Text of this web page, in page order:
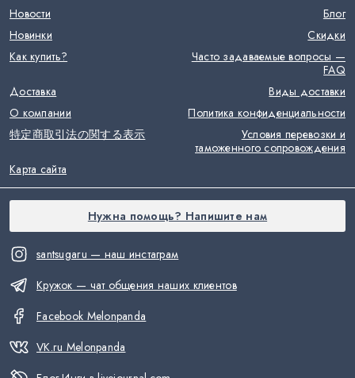
santsugaru — наш инстаграм
Кружок — чат общения наших клиентов
Facebook Melonpanda
VK.ru Melonpanda
Новости
Блог
Новинки
Скидки
Как купить?
Часто задаваемые вопросы —
FAQ
Доставка
Виды доставки
О компании
Политика конфиденциальности
特定商取引法の関する表示
Условия перевозки и
таможенного сопровождения
Карта сайта
Нужна помощь? Напишите нам